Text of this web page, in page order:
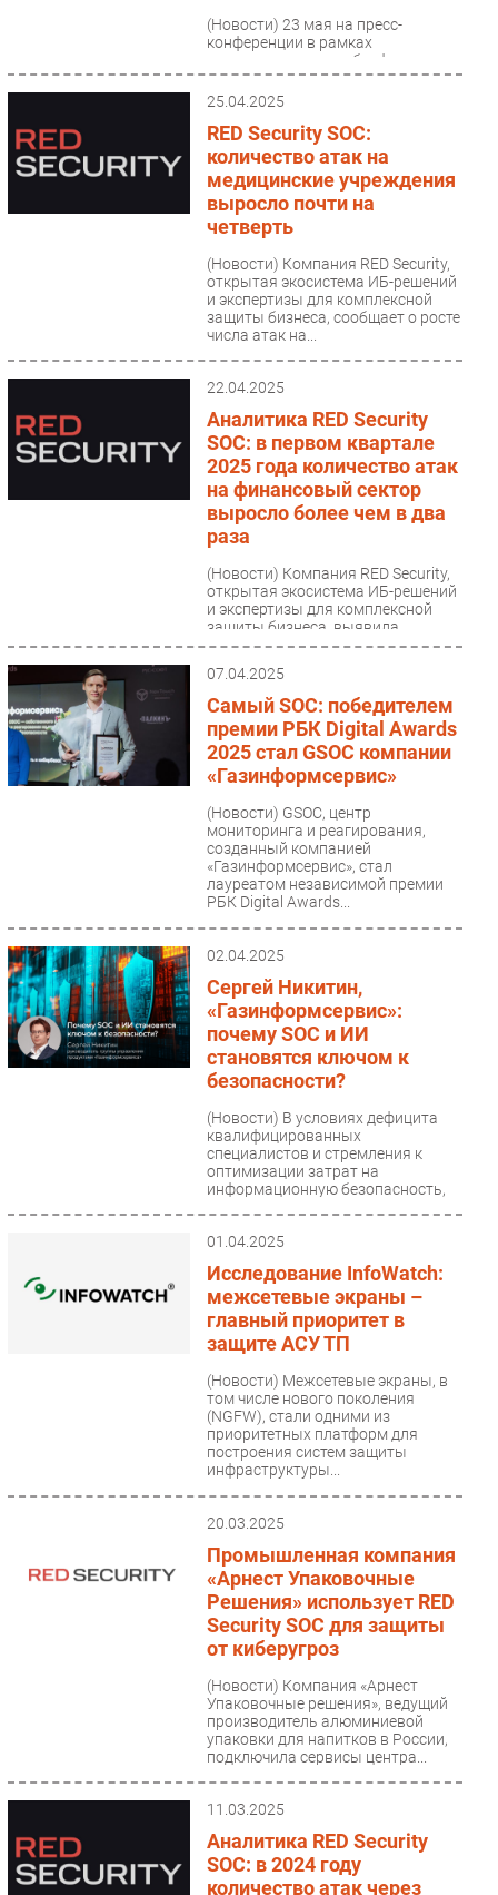
(Новости) 23 мая на пресс-
конференции в рамках
международного киберфестиваля
Positive Hack Days 2025 (PHDays
2025) компания
«Газинформсервис»...
25.04.2025
RED Security SOC:
количество атак на
медицинские учреждения
выросло почти на
четверть
(Новости) Компания RED Security,
открытая экосистема ИБ-решений
и экспертизы для комплексной
защиты бизнеса, сообщает о росте
числа атак на...
22.04.2025
Аналитика RED Security
SOC: в первом квартале
2025 года количество атак
на финансовый сектор
выросло более чем в два
раза
(Новости) Компания RED Security,
открытая экосистема ИБ-решений
и экспертизы для комплексной
защиты бизнеса, выявила
серьезный рост кибератак...
07.04.2025
Самый SOC: победителем
премии РБК Digital Awards
2025 стал GSOC компании
«Газинформсервис»
(Новости) GSOC, центр
мониторинга и реагирования,
созданный компанией
«Газинформсервис», стал
лауреатом независимой премии
РБК Digital Awards...
02.04.2025
Сергей Никитин,
«Газинформсервис»:
почему SOC и ИИ
становятся ключом к
безопасности?
(Новости) В условиях дефицита
квалифицированных
специалистов и стремления к
оптимизации затрат на
информационную безопасность,
01.04.2025
Исследование InfoWatch:
межсетевые экраны –
главный приоритет в
защите АСУ ТП
(Новости) Межсетевые экраны, в
том числе нового поколения
(NGFW), стали одними из
приоритетных платформ для
построения систем защиты
инфраструктуры...
20.03.2025
Промышленная компания
«Арнест Упаковочные
Решения» использует RED
Security SOC для защиты
от киберугроз
(Новости) Компания «Арнест
Упаковочные решения», ведущий
производитель алюминиевой
упаковки для напитков в России,
подключила сервисы центра...
11.03.2025
Аналитика RED Security
SOC: в 2024 году
количество атак через